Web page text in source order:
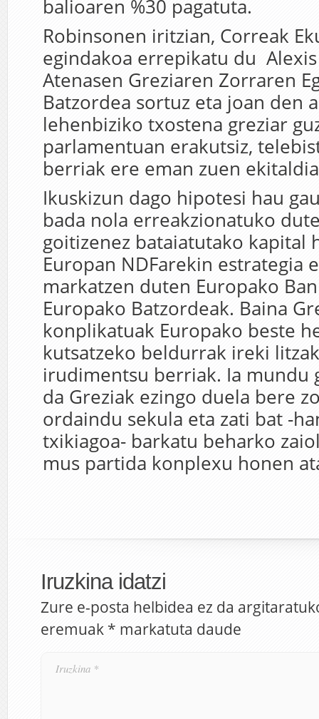
balioaren %30 pagatuta.
Robinsonen iritzian, Correak
egindakoa errepikatu du
Atenasen Greziaren Zorraren
Batzordea sortuz eta joan den
lehenbiziko txostena greziar
parlamentuan erakutsiz,
berriak ere eman zuen
Ikuskizun dago hipotesi hau
bada nola erreakzionatuko
goitizenez bataiatutako kapital
Europan NDFarekin estrategia
markatzen duten Europako
Europako Batzordeak. Baina
konplikatuak Europako beste
kutsatzeko beldurrak ireki
irudimentsu berriak. Ia mundu
da Greziak ezingo duela bere
ordaindu sekula eta zati bat -
txikiagoa- barkatu beharko
mus partida konplexu honen
Iruzkina idatzi
Zure e-posta helbidea ez da
eremuak * markatuta daude